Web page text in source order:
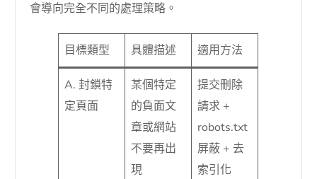
會導向完全不同的處理策略。
目標類型 具體描述 適用方法
A. 封鎖特
定頁面
某個特定
的負面文
章或網站
不要再出
現
提交刪除
請求 +
robots.txt
屏蔽 + 去
索引化